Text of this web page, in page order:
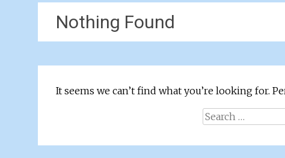
Nothing Found
It seems we can’t find what you’re looking for.
Search
for: